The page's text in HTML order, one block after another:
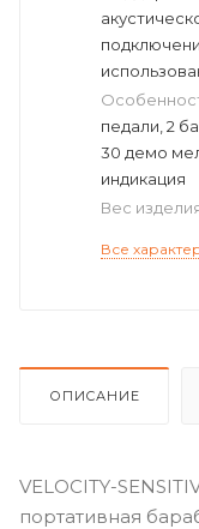
педали, 2
30 демо
индикация
Вес
Все
ОПИСАНИЕ
VELOCITY-
портативная